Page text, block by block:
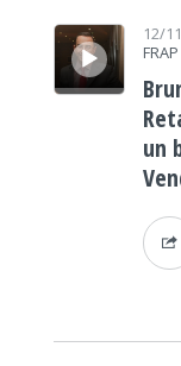
Lecteur audio 12/
FRAP
un